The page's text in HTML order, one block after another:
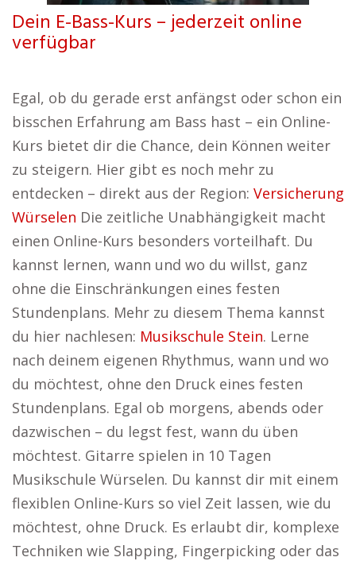
Dein E-Bass-Kurs – jederzeit online
verfügbar
Egal, ob du gerade erst anfängst oder schon ein
bisschen Erfahrung am Bass hast – ein Online-
Kurs bietet dir die Chance, dein Können weiter
zu steigern. Hier gibt es noch mehr zu
entdecken – direkt aus der Region: Versicherung
Würselen Die zeitliche Unabhängigkeit macht
einen Online-Kurs besonders vorteilhaft. Du
kannst lernen, wann und wo du willst, ganz
ohne die Einschränkungen eines festen
Stundenplans. Mehr zu diesem Thema kannst
du hier nachlesen: Musikschule Stein. Lerne
nach deinem eigenen Rhythmus, wann und wo
du möchtest, ohne den Druck eines festen
Stundenplans. Egal ob morgens, abends oder
dazwischen – du legst fest, wann du üben
möchtest. Gitarre spielen in 10 Tagen
Musikschule Würselen. Du kannst dir mit einem
flexiblen Online-Kurs so viel Zeit lassen, wie du
möchtest, ohne Druck. Es erlaubt dir, komplexe
Techniken wie Slapping, Fingerpicking oder das